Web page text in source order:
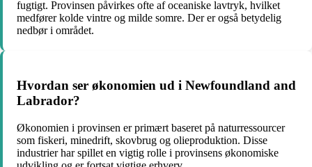
fugtigt. Provinsen påvirkes ofte af oceaniske lavtryk, hvilket
medfører kolde vintre og milde somre. Der er også betydelig
nedbør i området.
Hvordan ser økonomien ud i Newfoundland and
Labrador?
Økonomien i provinsen er primært baseret på naturressourcer
som fiskeri, minedrift, skovbrug og olieproduktion. Disse
industrier har spillet en vigtig rolle i provinsens økonomiske